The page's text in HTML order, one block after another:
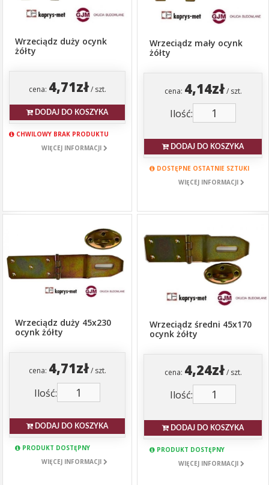
Wrzeciądz duży ocynk
żółty
cena: 4,71zł/ szt.
DODAJ DO KOSZYKA
CHWILOWY BRAK PRODUKTU
WIĘCEJ INFORMACJI
Wrzeciądz mały ocynk
żółty
cena: 4,14zł/ szt.
Ilość:
DODAJ DO KOSZYKA
DOSTĘPNE OSTATNIE SZTUKI
WIĘCEJ INFORMACJI
Wrzeciądz duży 45x230
ocynk żółty
cena: 4,71zł/ szt.
Ilość:
DODAJ DO KOSZYKA
PRODUKT DOSTĘPNY
WIĘCEJ INFORMACJI
Wrzeciądz średni 45x170
ocynk żółty
cena: 4,24zł/ szt.
Ilość:
DODAJ DO KOSZYKA
PRODUKT DOSTĘPNY
WIĘCEJ INFORMACJI